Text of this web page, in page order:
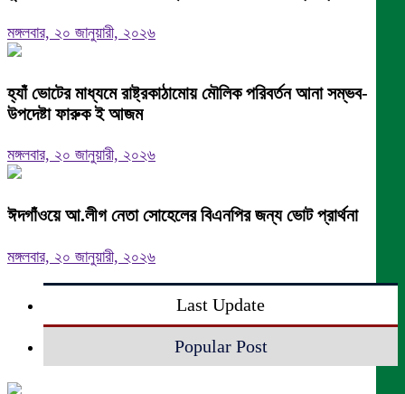
মঙ্গলবার, ২০ জানুয়ারী, ২০২৬
হ্যাঁ ভোটের মাধ্যমে রাষ্ট্রকাঠামোয় মৌলিক পরিবর্তন আনা সম্ভব-
উপদেষ্টা ফারুক ই আজম
মঙ্গলবার, ২০ জানুয়ারী, ২০২৬
ঈদগাঁওয়ে আ.লীগ নেতা সোহেলের বিএনপির জন্য ভোট প্রার্থনা
মঙ্গলবার, ২০ জানুয়ারী, ২০২৬
Last Update
Popular Post